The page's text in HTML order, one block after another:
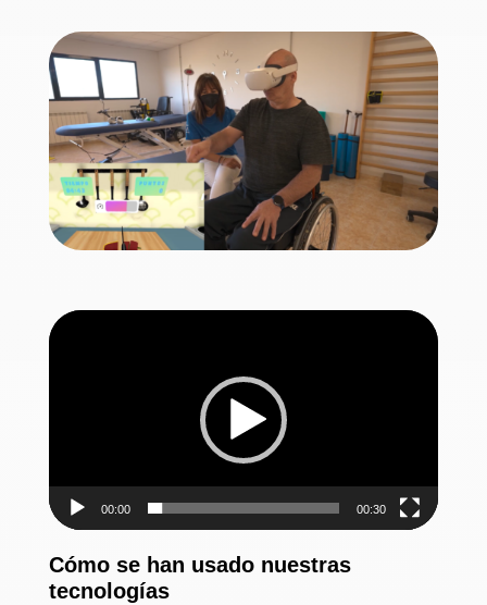
Reproductor
de
00:00 00:30
Cómo se han usado nuestras
tecnologías